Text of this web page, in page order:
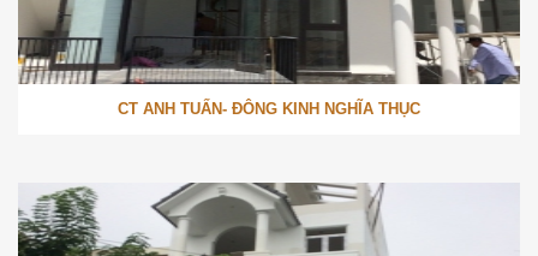
CT ANH TUẤN- ĐÔNG KINH NGHĨA THỤC